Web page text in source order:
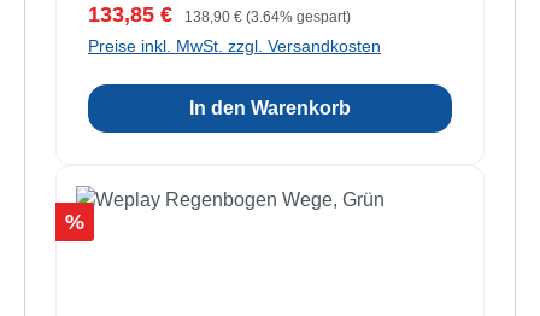
Verkaufspreis:
133,85 € Regulärer Preis:
138,90 € (3.64% gespart)
Preise inkl. MwSt. zzgl. Versandkosten
In den Warenkorb
Rabatt
%